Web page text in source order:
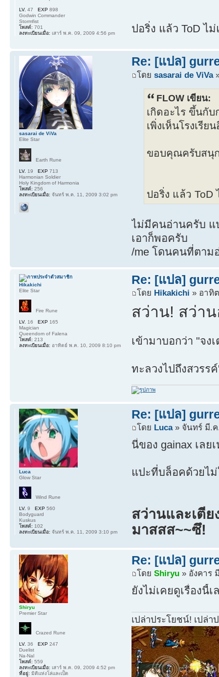
ปอริ่ง แล้ว ToD ไ
LV. 47 EXP 898
Godwin Commander
Stormfist
โพสต์: 701
ลงทะเบียนเมื่อ: เสาร์ พ.ค. 09, 2009 4:56 pm
Re: [แปล]
โดยsasarai de ViVa
FLOW เขียน:
เกิดอะไร ขึ้นกั
เพิ่งเห็นโรงเรี
ขอบคุณครับสนุ
ปอริ่ง แล้ว
ไม่มีคนอ่านครับ แ
เอาก็พอครับ
/me โดนคนที่ตาม
sasarai de ViVa
Elite Star
Earth Rune
LV. 19 EXP 713
Harmonian Soldier
Holy Kingdom of Harmonia
โพสต์: 256
ลงทะเบียนเมื่อ: จันทร์ พ.ค. 11, 2009 3:02 pm
Re: [แปล]
โดย Hikakichi » อาทิ
สว่าน! สว่า
เข้ามาบอกว่า "จง
ทะลวงไปถึงสวรร
Hikakichi
Elite Star
Fire Rune
LV. 16 EXP 165
Magician
Queendom of Falena
โพสต์: 213
ลงทะเบียนเมื่อ: อาทิตย์ พ.ค. 10, 2009 8:10 pm
Re: [แปล]
โดย Luca» จันทร์ มี.ค.
นี่ของ gainax เลย
แปะที่บล็อคด้วยไ
สว่านและเตี
มาสสส~~ซึ!
Luca
Glow Star
Wind Rune
LV. 9 EXP 560
Bodyguard
Kuskus
โพสต์: 102
ลงทะเบียนเมื่อ: จันทร์ พ.ค. 11, 2009 3:10 pm
Re: [แปล]
โดยShiryu » อังคาร
ยังไม่เคยดูเรื่องนี้
เปล่าประโยชน์! เปล่า
Shiryu
Premier Star
Crazed Rune
LV. 36 EXP 247
Duelist
Na-Nal
โพสต์: 559
ลงทะเบียนเมื่อ: เสาร์ พ.ค. 09, 2009 4:52 pm
ที่อยู่: มิติแห่งโล่และเป็ด